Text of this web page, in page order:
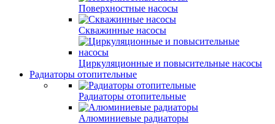
Поверхностные насосы
Скважинные насосы
Циркуляционные и повысительные насосы
Радиаторы отопительные
Радиаторы отопительные
Алюминиевые радиаторы